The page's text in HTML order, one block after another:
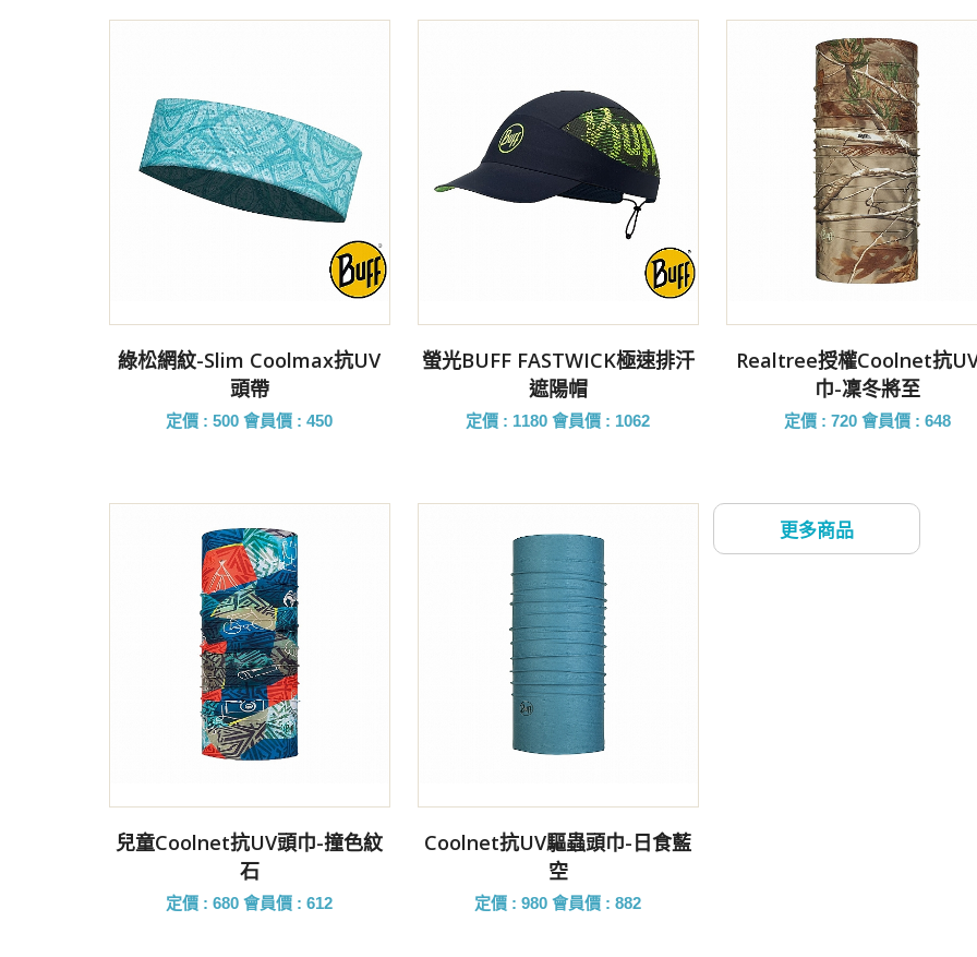
綠松網紋-Slim Coolmax抗UV
頭帶
定價 : 500會員價 : 450
螢光BUFF FASTWICK極速排汗
遮陽帽
定價 : 1180會員價 : 1062
Realtree授權coolnet抗
巾-凜冬將至
定價 : 720 會員價 : 648
兒童coolnet抗UV頭巾-撞色紋
石
定價 : 680會員價 : 612
Coolnet抗UV驅蟲頭巾-日食藍
空
定價 : 980會員價 : 882